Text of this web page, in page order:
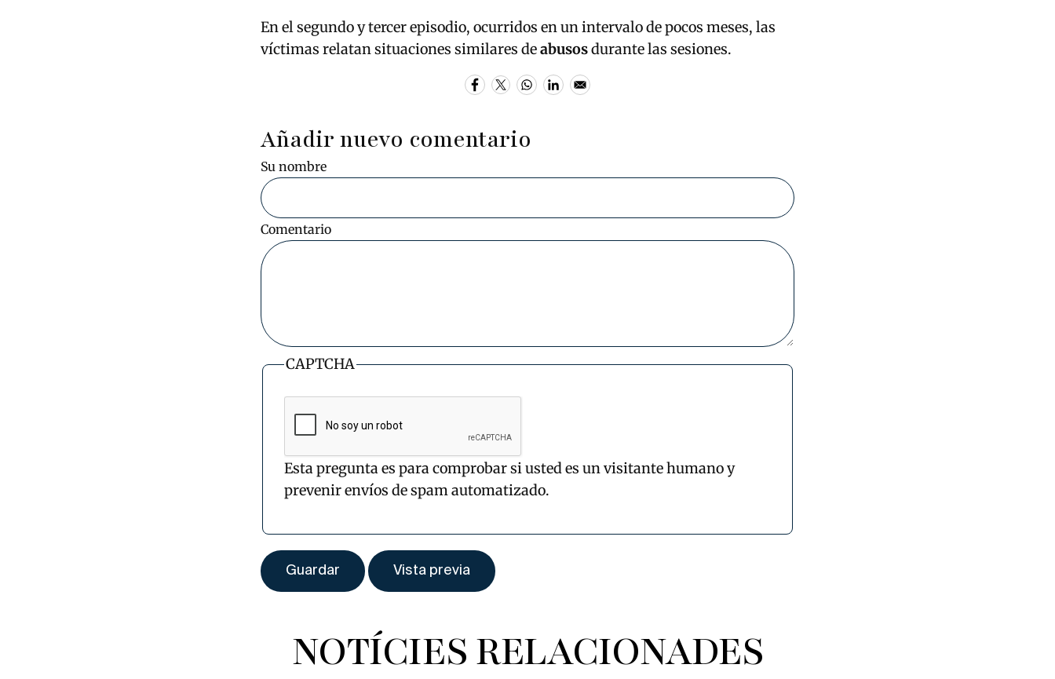
En el segundo y tercer episodio, ocurridos en un intervalo de pocos meses, las
víctimas relatan situaciones similares deabusosdurante las sesiones.
Añadir nuevo comentario
Su nombre
Comentario
CAPTCHA
Esta pregunta es para comprobar si usted es un visitante humano y
prevenir envíos de spam automatizado.
NOTÍCIES RELACIONADES